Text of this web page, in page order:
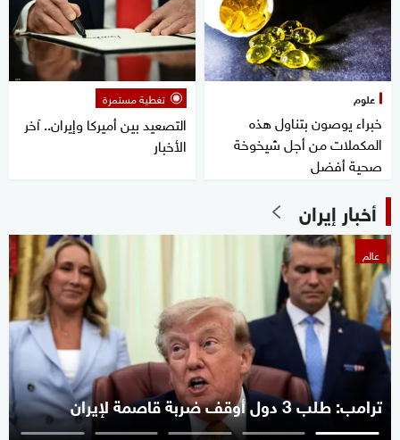
علوم
خبراء يوصون بتناول هذه
المكملات من أجل شيخوخة
صحية أفضل
تغطية مستمرة
التصعيد بين أميركا وإيران.. آخر
الأخبار
أخبار إيران
عالم
ترامب: طلب 3 دول أوقف ضربة قاصمة لإيران